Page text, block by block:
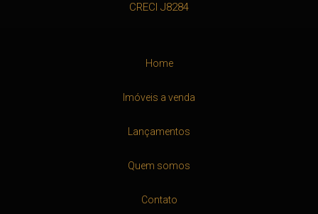
CRECI J8284
Home
Imóveis a venda
Lançamentos
Quem somos
Contato